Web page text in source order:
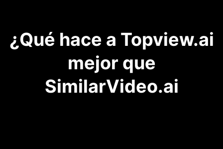
¿Qué hace a Topview.ai
mejor que
SimilarVideo.ai